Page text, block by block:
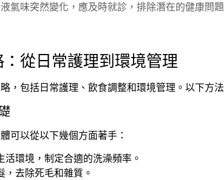
氣味突然變化，應及時就診，排除潛在的健康問
從日常護理到環境管理
，包括日常護理、飲食調整和環境管理。以下方
可以從以下幾個方面著手：
環境，制定合適的洗澡頻率。
，去除死毛和雜質。